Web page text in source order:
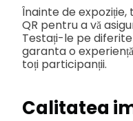
Înainte de
QR pentru a vă
Testați-le pe
garanta o
toți participanții.
Calitatea